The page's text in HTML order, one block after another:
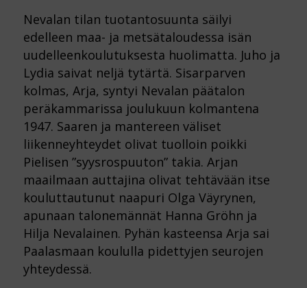
Nevalan tilan tuotantosuunta säilyi
edelleen maa- ja metsätaloudessa isän
uudelleenkoulutuksesta huolimatta. Juho ja
Lydia saivat neljä tytärtä. Sisarparven
kolmas, Arja, syntyi Nevalan päätalon
peräkammarissa joulukuun kolmantena
1947. Saaren ja mantereen väliset
liikenneyhteydet olivat tuolloin poikki
Pielisen ”syysrospuuton” takia. Arjan
maailmaan auttajina olivat tehtävään itse
kouluttautunut naapuri Olga Väyrynen,
apunaan talonemännät Hanna Gröhn ja
Hilja Nevalainen. Pyhän kasteensa Arja sai
Paalasmaan koululla pidettyjen seurojen
yhteydessä.